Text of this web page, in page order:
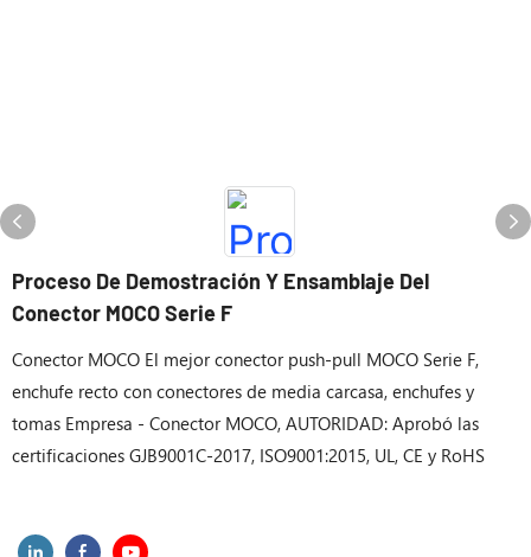
Proceso De Demostración Y Ensamblaje Del
Conector MOCO Serie F
Conector MOCO El mejor conector push-pull MOCO Serie F,
enchufe recto con conectores de media carcasa, enchufes y
tomas Empresa - Conector MOCO, AUTORIDAD: Aprobó las
certificaciones GJB9001C-2017, ISO9001:2015, UL, CE y RoHS